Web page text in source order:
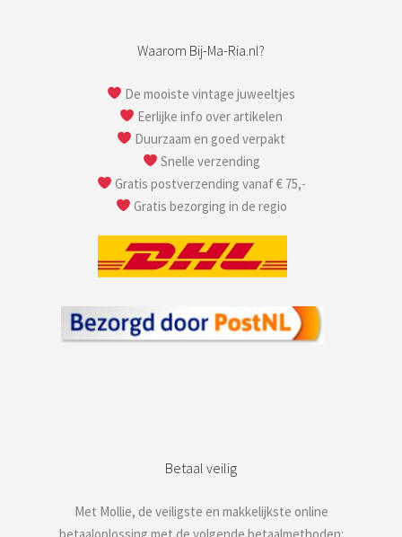
Waarom Bij-Ma-Ria.nl?
De mooiste vintage juweeltjes
Eerlijke info over artikelen
Duurzaam en goed verpakt
Snelle verzending
Gratis postverzending vanaf € 75,-
Gratis bezorging in de regio
Betaal veilig
Met Mollie, de veiligste en makkelijkste online
betaaloplossing met de volgende betaalmethoden: